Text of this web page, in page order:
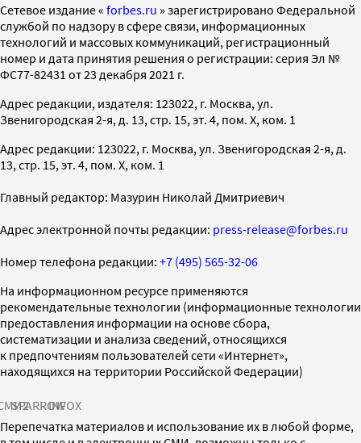
Cетевое издание « forbes.ru » зарегистрировано Федеральной
службой по надзору в сфере связи, информационных
технологий и массовых коммуникаций, регистрационный
номер и дата принятия решения о регистрации: серия Эл №
ФС77-82431 от 23 декабря 2021 г.
Адрес редакции, издателя: 123022, г. Москва, ул.
Звенигородская 2-я, д. 13, стр. 15, эт. 4, пом. X, ком. 1
Адрес редакции: 123022, г. Москва, ул. Звенигородская 2-я, д.
13, стр. 15, эт. 4, пом. X, ком. 1
Главный редактор: Мазурин Николай Дмитриевич
Адрес электронной почты редакции: press-release@forbes.ru
Номер телефона редакции: +7 (495) 565-32-06
На информационном ресурсе применяются
рекомендательные технологии (информационные технологии
предоставления информации на основе сбора,
систематизации и анализа сведений, относящихся
к предпочтениям пользователей сети «Интернет»,
находящихся на территории Российской Федерации)
SPARROWINFOX
Перепечатка материалов и использование их в любой форме,